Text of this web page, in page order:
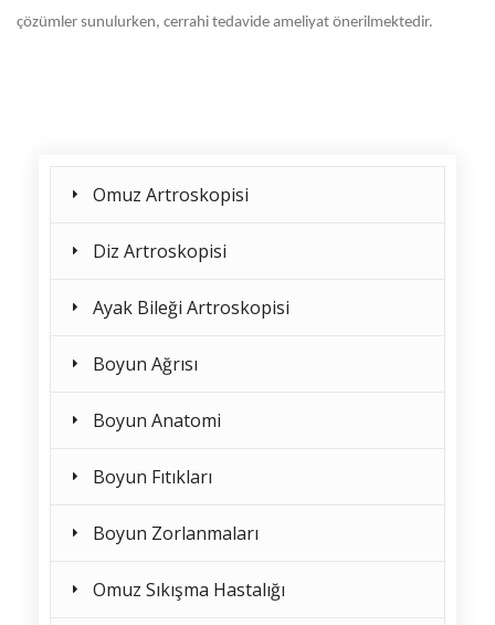
çözümler sunulurken, cerrahi tedavide ameliyat önerilmektedir.
Omuz Artroskopisi
Diz Artroskopisi
Ayak Bileği Artroskopisi
Boyun Ağrısı
Boyun Anatomi
Boyun Fıtıkları
Boyun Zorlanmaları
Omuz Sıkışma Hastalığı